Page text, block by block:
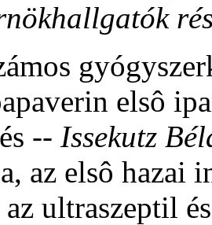
elsô
-- Issekutz
az elsô hazai
ultraszeptil